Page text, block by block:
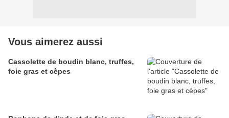
Vous aimerez aussi
Cassolette de boudin blanc, truffes,
foie gras et cèpes